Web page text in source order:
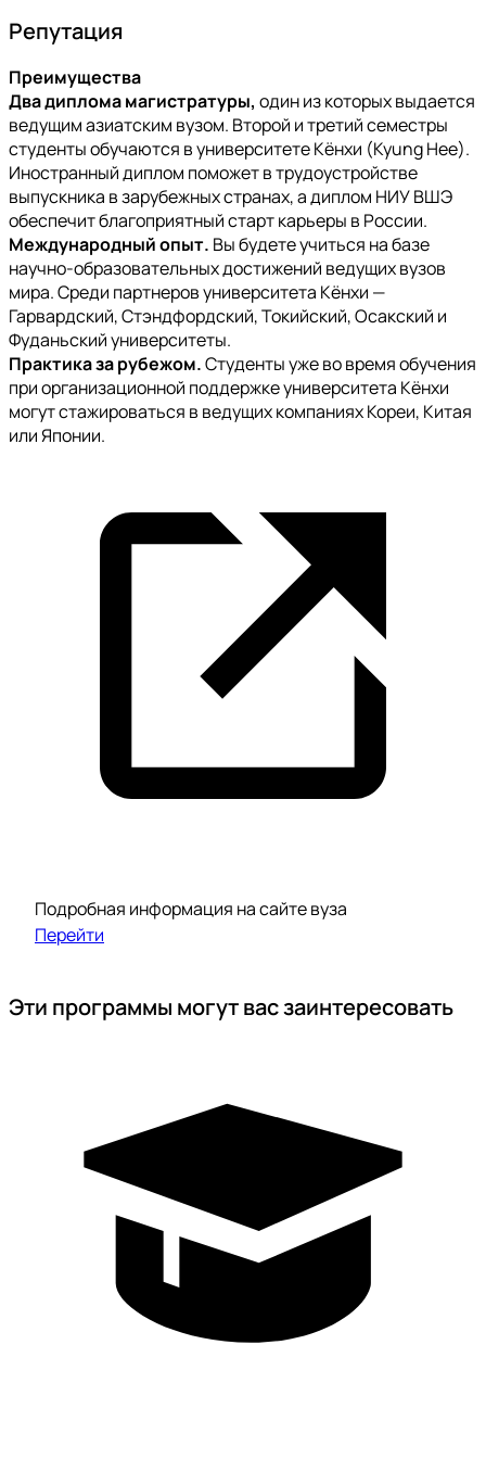
Репутация
Преимущества
Два диплома магистратуры, один из которых выдается
ведущим азиатским вузом. Второй и третий семестры
студенты обучаются в университете Кёнхи (Kyung Hee).
Иностранный диплом поможет в трудоустройстве
выпускника в зарубежных странах, а диплом НИУ ВШЭ
обеспечит благоприятный старт карьеры в России.
Международный опыт. Вы будете учиться на базе
научно-образовательных достижений ведущих вузов
мира. Среди партнеров университета Кёнхи —
Гарвардский, Стэндфордский, Токийский, Осакский и
Фуданьский университеты.
Практика за рубежом.Студенты уже во время обучения
при организационной поддержке университета Кёнхи
могут стажироваться в ведущих компаниях Кореи, Китая
или Японии.
Подробная информация на сайте вуза
Перейти
Эти программы могут вас заинтересовать